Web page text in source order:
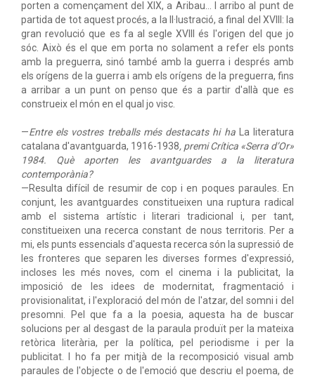
porten a començament del XIX, a Aribau… I arribo al punt de
partida de tot aquest procés, a la Il·lustració, a final del XVIII: la
gran revolució que es fa al segle XVIII és l'origen del que jo
sóc. Això és el que em porta no solament a refer els ponts
amb la preguerra, sinó també amb la guerra i després amb
els orígens de la guerra i amb els orígens de la preguerra, fins
a arribar a un punt on penso que és a partir d'allà que es
construeix el món en el qual jo visc.
—Entre els vostres treballs més destacats hi ha
La literatura
catalana d'avantguarda, 1916-1938, premi Crítica «Serra d’Or»
1984. Què aporten les avantguardes a la literatura
contemporània?
—Resulta difícil de resumir de cop i en poques paraules. En
conjunt, les avantguardes constitueixen una ruptura radical
amb el sistema artístic i literari tradicional i, per tant,
constitueixen una recerca constant de nous territoris. Per a
mi, els punts essencials d'aquesta recerca són la supressió de
les fronteres que separen les diverses formes d'expressió,
incloses les més noves, com el cinema i la publicitat, la
imposició de les idees de modernitat, fragmentació i
provisionalitat, i l'exploració del món de l'atzar, del somni i del
presomni. Pel que fa a la poesia, aquesta ha de buscar
solucions per al desgast de la paraula produït per la mateixa
retòrica literària, per la política, pel periodisme i per la
publicitat. I ho fa per mitjà de la recomposició visual amb
paraules de l'objecte o de l'emoció que descriu el poema, de